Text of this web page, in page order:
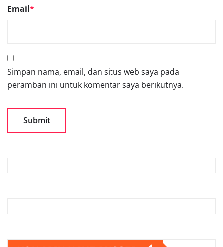
Email*
Simpan nama, email, dan situs web saya pada
peramban ini untuk komentar saya berikutnya.